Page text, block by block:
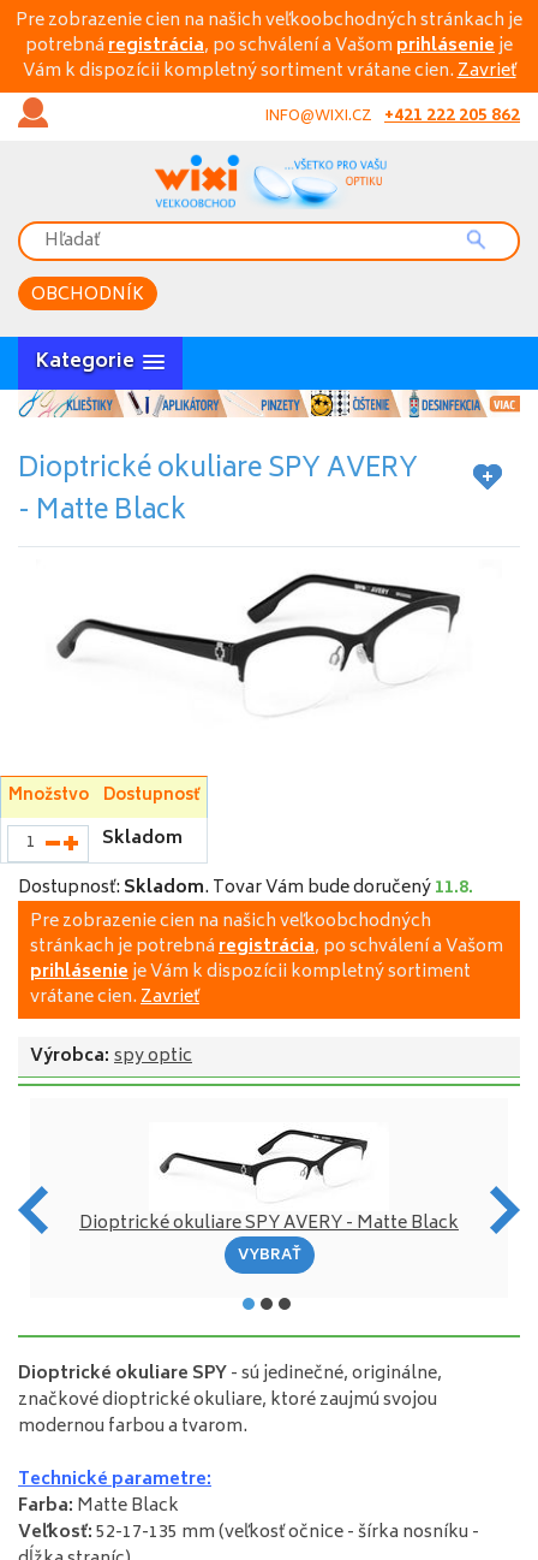
Pre zobrazenie cien na našich veľkoobchodných stránkach je
potrebnáregistrácia, po schválení a Vašom prihlásenieje
Vám k dispozícii kompletný sortiment vrátane cien.Zavrieť
INFO@WIXI.CZ +421 222 205 862
OBCHODNÍK
Kategorie
Dioptrické okuliare SPY AVERY
- Matte Black
Množstvo Dostupnosť
Skladom
Dostupnosť: Skladom. Tovar Vám bude doručený11.8.
Pre zobrazenie cien na našich veľkoobchodných
stránkach je potrebnáregistrácia, po schválení a Vašom
prihlásenieje Vám k dispozícii kompletný sortiment
vrátane cien.Zavrieť
Výrobca: spy optic
Dioptrické okuliare SPY AVERY - Matte Black
VYBRAŤ
Dioptrické okuliare SPY-sújedinečné,originálne,
značkovédioptrickéokuliare, ktoré zaujmúsvojou
modernou farboua tvarom.
Technicképarametre:
Farba: Matte Black
Veľkosť:52-17-135 mm(veľkosťočnice-šírka nosníku -